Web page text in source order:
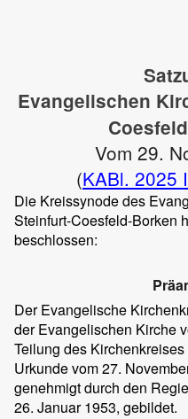
Evangelischen
Vom 29.
(KABl. 2025
Die Kreissynode des
Steinfurt-Coesfeld-Borken
beschlossen:
Der Evangelische
der Evangelischen Kirche
Teilung des
Urkunde vom 27.
genehmigt durch den
26. Januar 1953, gebildet.